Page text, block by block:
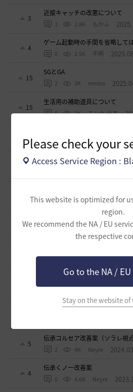
Please check your
Access Service Region :
This website is optimized for
region.
We recommend the NA / EU
the respective
Go to the NA /
Stay on the website of
3
近接キャッチの改悪について
3 2.8K もかふ
4
ゲーム起動時の手間を省略して
0 2.5K 不明
15
SGとGA
2 3K mmbo
15
生活用の補助道具について
0 3K エンカ-日本
1
2 3.3K たんくす-日本
アグリスの熱気の様なカプラス
6
3 3.2K Lyzerica
4
闇の精霊の怒り200％のCTについ
3.2K エンカ-日本
死亡ペナルティー減少のペット効
スカラーのキャッチの横範囲改
5
伝承コルセア改善案（ソラレ視点
2 4K Neyre
4
伝承くノ一改善案
0 4.6K Neyre